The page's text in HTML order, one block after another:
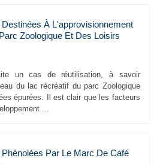
À L'approvisionnement
Zoologique Et Des Loisirs
un cas de réutilisation, à savoir
du lac récréatif du parc Zoologique
épurées. Il est clair que les facteurs
...
Par Le Marc De Café